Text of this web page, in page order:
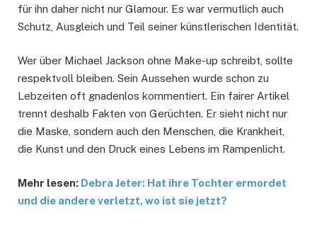
für ihn daher nicht nur Glamour. Es war vermutlich auch
Schutz, Ausgleich und Teil seiner künstlerischen Identität.
Wer über Michael Jackson ohne Make-up schreibt, sollte
respektvoll bleiben. Sein Aussehen wurde schon zu
Lebzeiten oft gnadenlos kommentiert. Ein fairer Artikel
trennt deshalb Fakten von Gerüchten. Er sieht nicht nur
die Maske, sondern auch den Menschen, die Krankheit,
die Kunst und den Druck eines Lebens im Rampenlicht.
Mehr lesen: Debra Jeter: Hat ihre Tochter ermordet
und die andere verletzt, wo ist sie jetzt?